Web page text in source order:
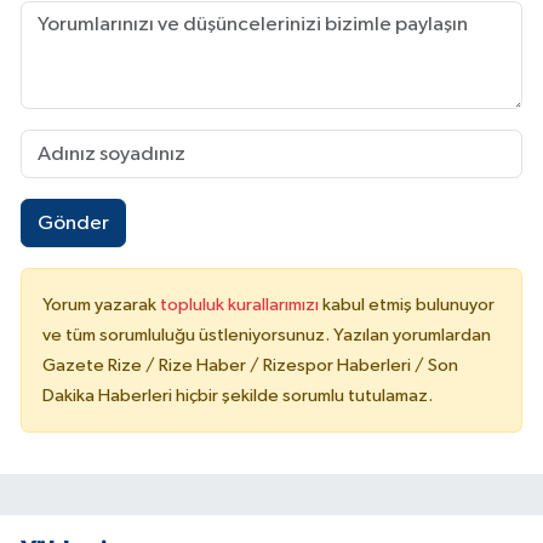
Gönder
Yorum yazarak topluluk kurallarımızı kabul etmiş bulunuyor
ve tüm sorumluluğu üstleniyorsunuz. Yazılan yorumlardan
Gazete Rize / Rize Haber / Rizespor Haberleri / Son
Dakika Haberleri hiçbir şekilde sorumlu tutulamaz.